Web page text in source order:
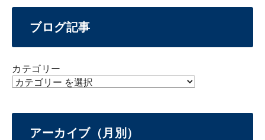
ブログ記事
カテゴリー
アーカイブ（月別）